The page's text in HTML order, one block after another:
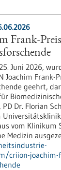
Frank-
Juni 2026,
Joachim Frank-
geehrt,
Dr. Florian
vom
Medizin
criion-joachim-